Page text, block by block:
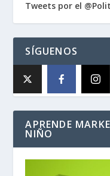
Tweets por el
SÍGUENOS
APRENDE
NIÑO